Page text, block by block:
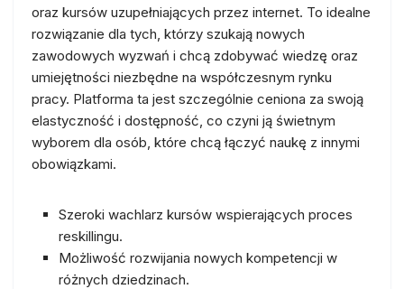
oraz kursów uzupełniających przez internet. To idealne
rozwiązanie dla tych, którzy szukają nowych
zawodowych wyzwań i chcą zdobywać wiedzę oraz
umiejętności niezbędne na współczesnym rynku
pracy. Platforma ta jest szczególnie ceniona za swoją
elastyczność i dostępność, co czyni ją świetnym
wyborem dla osób, które chcą łączyć naukę z innymi
obowiązkami.
Szeroki wachlarz kursów wspierających proces
reskillingu.
Możliwość rozwijania nowych kompetencji w
różnych dziedzinach.